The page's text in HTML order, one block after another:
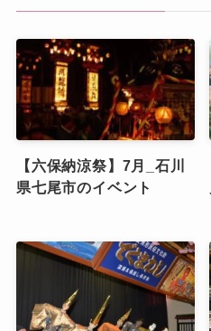
【六保納涼祭】7月_石川
県七尾市のイベント